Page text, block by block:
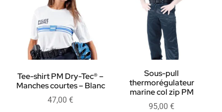
Tee-shirt PM Dry-Tec® –
Manches courtes – Blanc
47,00 €
Sous-pull
thermorégulateur
marine col zip PM
95,00 €